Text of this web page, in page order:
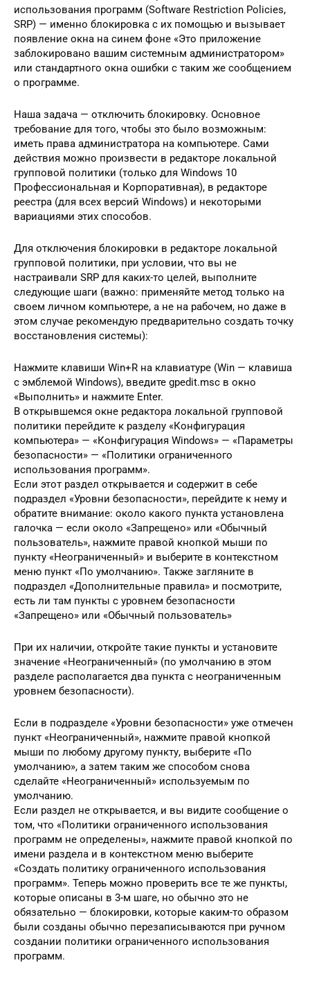
использования программ (Software Restriction Policies,
SRP) — именно блокировка с их помощью и вызывает
появление окна на синем фоне «Это приложение
заблокировано вашим системным администратором»
или стандартного окна ошибки с таким же сообщением
о программе.
Наша задача — отключить блокировку. Основное
требование для того, чтобы это было возможным:
иметь права администратора на компьютере. Сами
действия можно произвести в редакторе локальной
групповой политики (только для Windows 10
Профессиональная и Корпоративная), в редакторе
реестра (для всех версий Windows) и некоторыми
вариациями этих способов.
Для отключения блокировки в редакторе локальной
групповой политики, при условии, что вы не
настраивали SRP для каких-то целей, выполните
следующие шаги (важно: применяйте метод только на
своем личном компьютере, а не на рабочем, но даже в
этом случае рекомендую предварительно создать точку
восстановления системы):
Нажмите клавиши Win+R на клавиатуре (Win — клавиша
с эмблемой Windows), введите gpedit.msc в окно
«Выполнить» и нажмите Enter.
В открывшемся окне редактора локальной групповой
политики перейдите к разделу «Конфигурация
компьютера» — «Конфигурация Windows» — «Параметры
безопасности» — «Политики ограниченного
использования программ».
Если этот раздел открывается и содержит в себе
подраздел «Уровни безопасности», перейдите к нему и
обратите внимание: около какого пункта установлена
галочка — если около «Запрещено» или «Обычный
пользователь», нажмите правой кнопкой мыши по
пункту «Неограниченный» и выберите в контекстном
меню пункт «По умолчанию». Также загляните в
подраздел «Дополнительные правила» и посмотрите,
есть ли там пункты с уровнем безопасности
«Запрещено» или «Обычный пользователь»
При их наличии, откройте такие пункты и установите
значение «Неограниченный» (по умолчанию в этом
разделе располагается два пункта с неограниченным
уровнем безопасности).
Если в подразделе «Уровни безопасности» уже отмечен
пункт «Неограниченный», нажмите правой кнопкой
мыши по любому другому пункту, выберите «По
умолчанию», а затем таким же способом снова
сделайте «Неограниченный» используемым по
умолчанию.
Если раздел не открывается, и вы видите сообщение о
том, что «Политики ограниченного использования
программ не определены», нажмите правой кнопкой по
имени раздела и в контекстном меню выберите
«Создать политику ограниченного использования
программ». Теперь можно проверить все те же пункты,
которые описаны в 3-м шаге, но обычно это не
обязательно — блокировки, которые каким-то образом
были созданы обычно перезаписываются при ручном
создании политики ограниченного использования
программ.